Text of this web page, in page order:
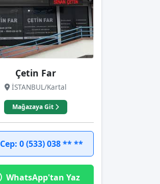
Çetin Far
İSTANBUL/Kartal
Mağazaya Git
Cep: 0 (533) 038 ** **
WhatsApp'tan Yaz